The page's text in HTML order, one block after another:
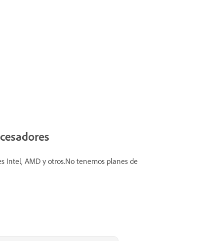
Intel, AMD y otros.No tenemos planes de